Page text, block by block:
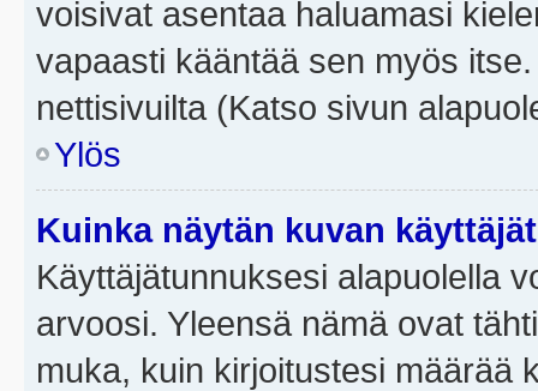
voisivat asentaa haluamasi
vapaasti kääntää sen myös
nettisivuilta (Katso sivun
Ylös
Kuinka näytän kuvan
Käyttäjätunnuksesi alapuolella
arvoosi. Yleensä nämä ovat
muka, kuin kirjoitustesi määrää